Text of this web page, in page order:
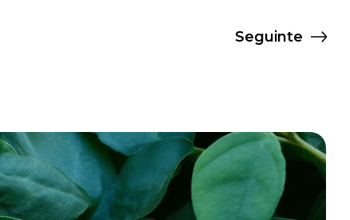
Seguinte